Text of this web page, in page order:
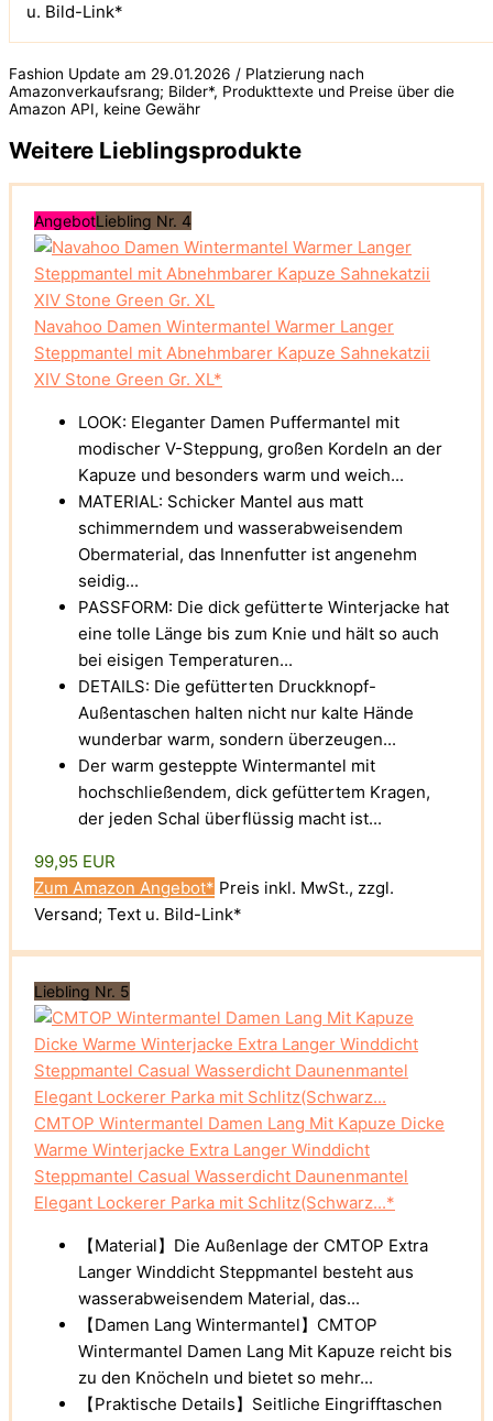
u. Bild-Link*
Fashion Update am 29.01.2026 / Platzierung nach
Amazonverkaufsrang; Bilder*, Produkttexte und Preise über die
Amazon API, keine Gewähr
Weitere Lieblingsprodukte
AngebotLiebling Nr. 4
Navahoo Damen Wintermantel Warmer Langer
Steppmantel mit Abnehmbarer Kapuze Sahnekatzii
XIV Stone Green Gr. XL*
LOOK: Eleganter Damen Puffermantel mit
modischer V-Steppung, großen Kordeln an der
Kapuze und besonders warm und weich...
MATERIAL: Schicker Mantel aus matt
schimmerndem und wasserabweisendem
Obermaterial, das Innenfutter ist angenehm
seidig...
PASSFORM: Die dick gefütterte Winterjacke hat
eine tolle Länge bis zum Knie und hält so auch
bei eisigen Temperaturen...
DETAILS: Die gefütterten Druckknopf-
Außentaschen halten nicht nur kalte Hände
wunderbar warm, sondern überzeugen...
Der warm gesteppte Wintermantel mit
hochschließendem, dick gefüttertem Kragen,
der jeden Schal überflüssig macht ist...
99,95 EUR
Zum Amazon Angebot* Preis inkl. MwSt., zzgl.
Versand; Text u. Bild-Link*
Liebling Nr. 5
CMTOP Wintermantel Damen Lang Mit Kapuze Dicke
Warme Winterjacke Extra Langer Winddicht
Steppmantel Casual Wasserdicht Daunenmantel
Elegant Lockerer Parka mit Schlitz(Schwarz...*
【Material】Die Außenlage der CMTOP Extra
Langer Winddicht Steppmantel besteht aus
wasserabweisendem Material, das...
【Damen Lang Wintermantel】CMTOP
Wintermantel Damen Lang Mit Kapuze reicht bis
zu den Knöcheln und bietet so mehr...
【Praktische Details】Seitliche Eingrifftaschen